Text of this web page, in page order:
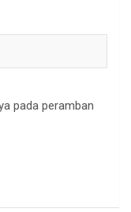
pada peramban